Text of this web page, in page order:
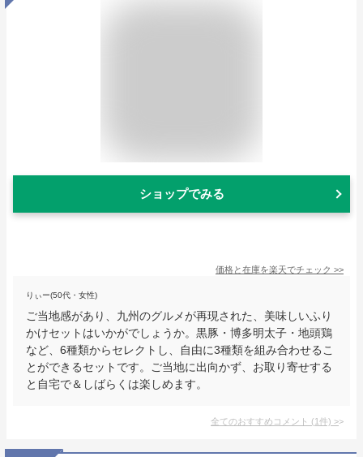
ショップでみる
価格と在庫を楽天でチェック >>
りぃー(50代・女性)
ご当地感があり、九州のグルメが再現された、美味しいふり
かけセットはいかがでしょうか。黒豚・博多明太子・地頭鶏
など、6種類からセレクトし、自由に3種類を組み合わせるこ
とができるセットです。ご当地に出向かず、お取り寄せする
と自宅で＆しばらくは楽しめます。
全てのおすすめコメント (1件) >